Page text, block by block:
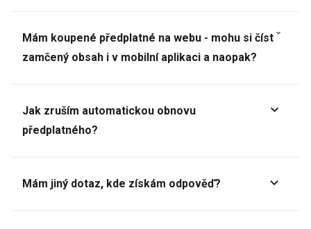
Mám koupené předplatné na webu - mohu si číst
zamčený obsah i v mobilní aplikaci a naopak?
Jak zruším automatickou obnovu
předplatného?
Mám jiný dotaz, kde získám odpověď?